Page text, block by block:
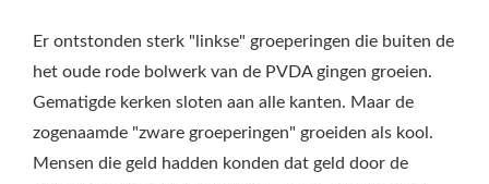
Er ontstonden sterk "linkse" groeperingen die buiten de
het oude rode bolwerk van de PVDA gingen groeien.
Gematigde kerken sloten aan alle kanten. Maar de
zogenaamde "zware groeperingen" groeiden als kool.
Mensen die geld hadden konden dat geld door de